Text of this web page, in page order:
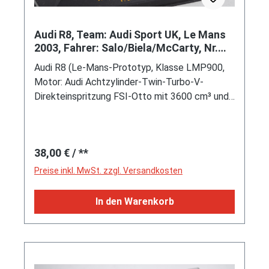
Audi R8, Team: Audi Sport UK, Le Mans
2003, Fahrer: Salo/Biela/McCarty, Nr.
10, IXO, 1:43, PC-Box
Audi R8 (Le-Mans-Prototyp, Klasse LMP900,
Motor: Audi Achtzylinder-Twin-Turbo-V-
Direkteinspritzung FSI-Otto mit 3600 cm³ und
Lenkrad schwarz, 71. 24h-Rennen von Le Mans
vom 14. bis 15. Juni 2003, Streckenlänge
Perry McCarty (46. Platz, Ausfall: kein Sprit
mehr, 28 Runden, 1:45:27,854 Stunden,
schnellste Runde 3:39,235 Minuten), Team:
Audi Sport UK, Start-Nr. 10, Sponsoren: Shell
Regulärer Preis:
38,00 €/ **
Preise inkl. MwSt. zzgl. Versandkosten
In den Warenkorb